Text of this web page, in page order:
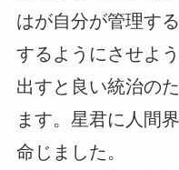
はが自分が管理す
するようにさせよ
出すと良い統治の
ます。星君に人間
命じました。